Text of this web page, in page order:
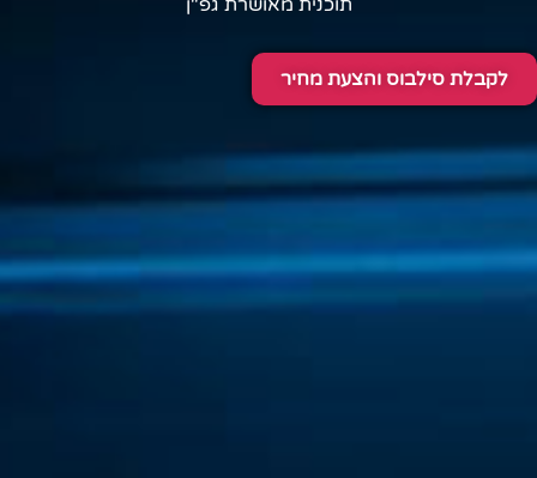
תוכנית מאושרת גפ"ן
לקבלת סילבוס והצעת מחיר